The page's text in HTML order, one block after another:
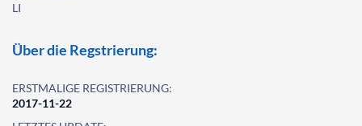
LI
Über die Regstrierung:
ERSTMALIGE REGISTRIERUNG:
2017-11-22